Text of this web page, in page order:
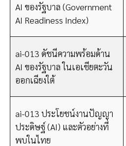
AI ของรัฐบาล (Government
AI Readiness Index)
ai-013 ดัชนีความพร้อมด้าน
AI ของรัฐบาล ในเอเชียตะวัน
ออกเฉียงใต้
ai-013 ประโยชน์งานปัญญา
ประดิษฐ์ (AI) และตัวอย่างที่
พบในไทย